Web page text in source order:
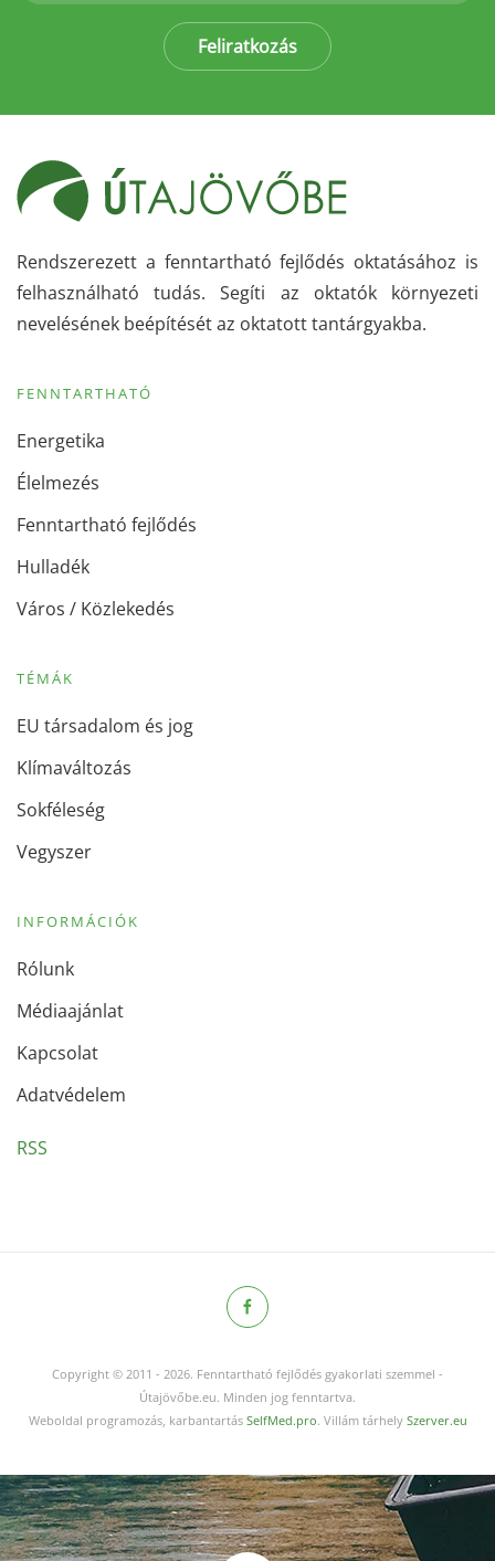
Feliratkozás
Rendszerezett a fenntartható fejlődés oktatásához is
felhasználható tudás. Segíti az oktatók környezeti
nevelésének beépítését az oktatott tantárgyakba.
FENNTARTHATÓ
Energetika
Élelmezés
Fenntartható fejlődés
Hulladék
Város / Közlekedés
TÉMÁK
EU társadalom és jog
Klímaváltozás
Sokféleség
Vegyszer
INFORMÁCIÓK
Rólunk
Médiaajánlat
Kapcsolat
Adatvédelem
RSS
Copyright © 2011 - 2026. Fenntartható fejlődés gyakorlati szemmel -
Útajövőbe.eu. Minden jog fenntartva.
Weboldal programozás, karbantartás SelfMed.pro. Villám tárhely Szerver.eu